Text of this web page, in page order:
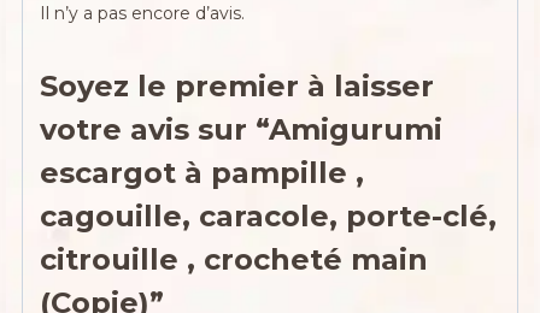
Il n’y a pas encore d’avis.
Soyez le premier à laisser
votre avis sur “Amigurumi
escargot à pampille ,
cagouille, caracole, porte-clé,
citrouille , crocheté main
(Copie)”